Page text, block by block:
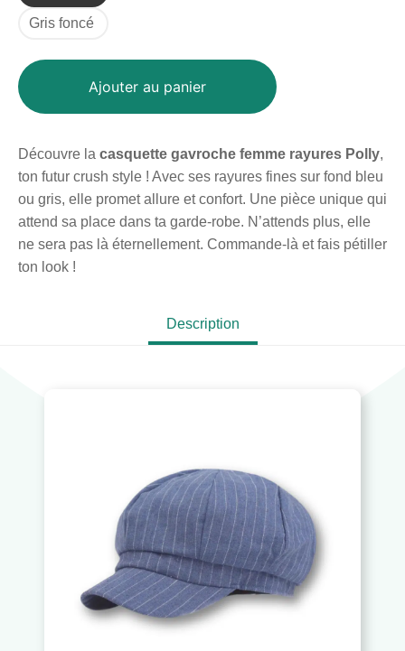
Gris foncé
Ajouter au panier
Découvre la casquette gavroche femme rayures Polly,
ton futur crush style ! Avec ses rayures fines sur fond bleu
ou gris, elle promet allure et confort. Une pièce unique qui
attend sa place dans ta garde-robe. N’attends plus, elle
ne sera pas là éternellement. Commande-là et fais pétiller
ton look !
Description